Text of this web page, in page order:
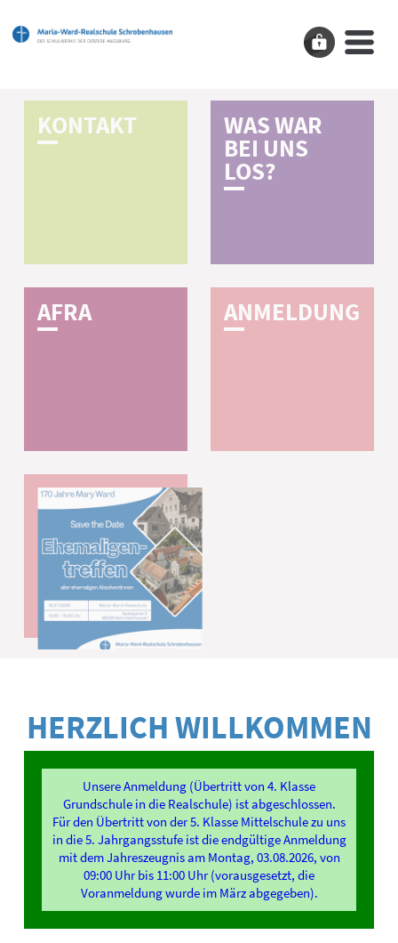
K­O­N­T­A­K­T WAS WAR
BEI UNS
LOS?
A­F­R­A A­N­M­E­L­D­U­N­G
HERZLICH WILLKOMMEN
Unsere Anmeldung (Übertritt von 4. Klasse
Grundschule in die Realschule) ist abgeschlossen.
Für den Übertritt von der 5. Klasse Mittelschule zu uns
in die 5. Jahrgangsstufe ist die endgültige Anmeldung
mit dem Jahreszeugnis am Montag, 03.08.2026, von
09:00 Uhr bis 11:00 Uhr (vorausgesetzt, die
Voranmeldung wurde im März abgegeben).